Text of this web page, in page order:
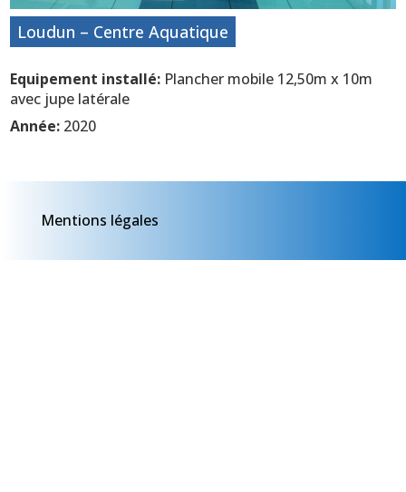
Loudun – Centre Aquatique
Equipement installé: Plancher mobile 12,50m x 10m
avec jupe latérale
Année: 2020
Mentions légales